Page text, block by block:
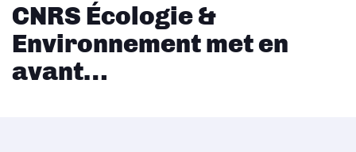
CNRS Écologie &
Environnement met en
avant…